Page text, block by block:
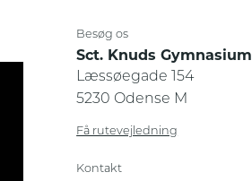
Besøg os
Sct. Knuds Gymnasium
Læssøegade 154
5230 Odense M
Få rutevejledning
Kontakt